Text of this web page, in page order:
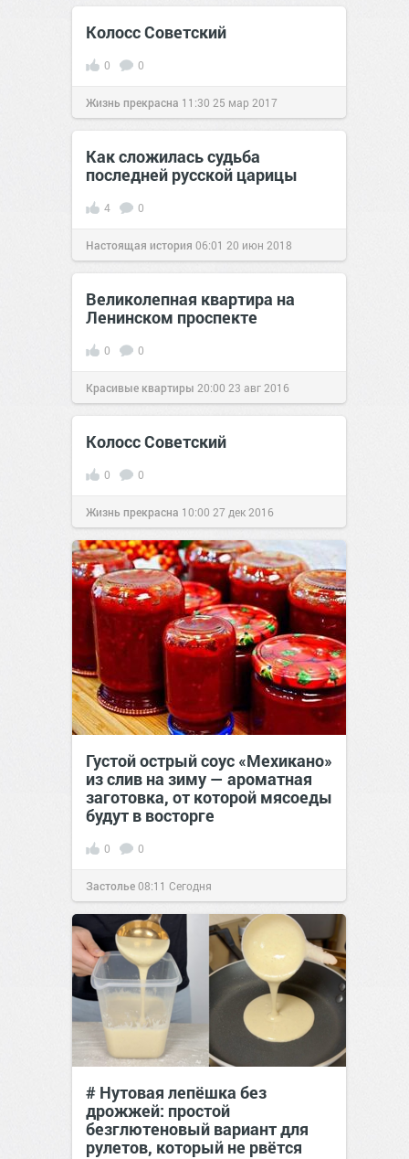
01 июн 2016
Колосс Советский
0 0
Жизнь прекрасна 11:30 25 мар 2017
Как сложилась судьба
последней русской царицы
4 0
Настоящая история 06:01 20 июн 2018
Великолепная квартира на
Ленинском проспекте
0 0
Красивые квартиры 20:00 23 авг 2016
Колосс Советский
0 0
Жизнь прекрасна 10:00 27 дек 2016
Густой острый соус «Мехикано»
из слив на зиму — ароматная
заготовка, от которой мясоеды
будут в восторге
0 0
Застолье08:11 Сегодня
# Нутовая лепёшка без
дрожжей: простой
безглютеновый вариант для
рулетов, который не рвётся